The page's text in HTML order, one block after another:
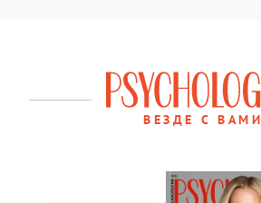
ВЕЗДЕ С ВАМИ